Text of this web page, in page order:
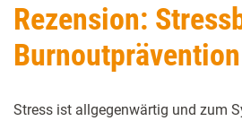
Rezension:
Burnoutprävention
Stress ist allgegenwärtig und zum